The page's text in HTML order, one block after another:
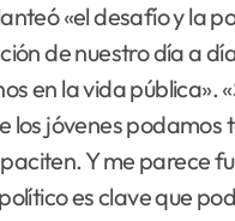
«el desafío y la
de nuestro día a
en la vida pública».
los jóvenes
Y me parece
es clave que